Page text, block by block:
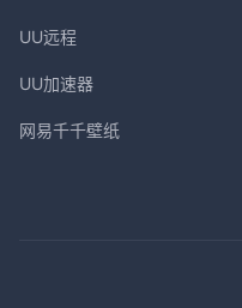
UU远程
UU加速器
网易千千壁纸